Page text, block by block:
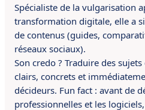
Spécialiste de la vulgarisation
transformation digitale, elle a
de contenus (guides,
réseaux sociaux).
Son credo ? Traduire des
clairs, concrets et
décideurs. Fun fact : avant de
professionnelles et les